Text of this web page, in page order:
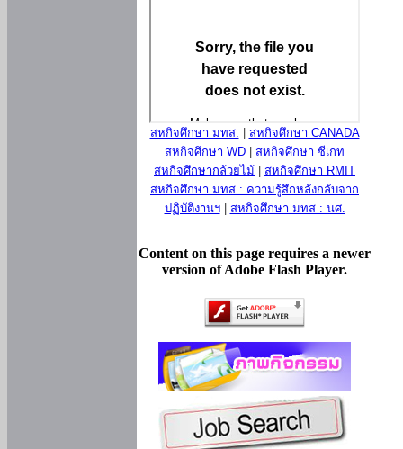
สหกิจศึกษา มทส.
สหกิจศึกษา CANADA
สหกิจศึกษา WD
สหกิจศึกษา ซีเกท
สหกิจศึกษากล้วยไม้
สหกิจศึกษา RMIT
สหกิจศึกษา มทส : ความรู้สึกหลังกลับจาก
ปฏิบัติงานฯ| สหกิจศึกษา มทส : นศ.
Content on this page requires a newer
version of Adobe Flash Player.